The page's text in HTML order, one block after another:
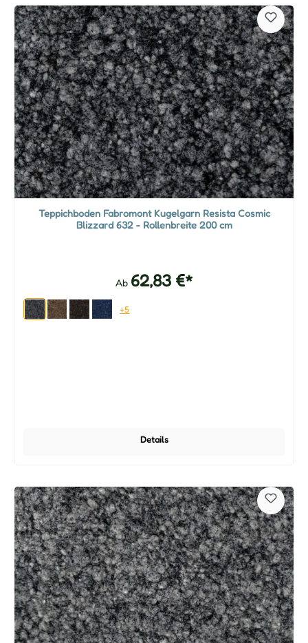
Teppichboden Fabromont Kugelgarn Resista Cosmic
Blizzard 632 - Rollenbreite 200 cm
Ab 62,83 €*
+5
Details